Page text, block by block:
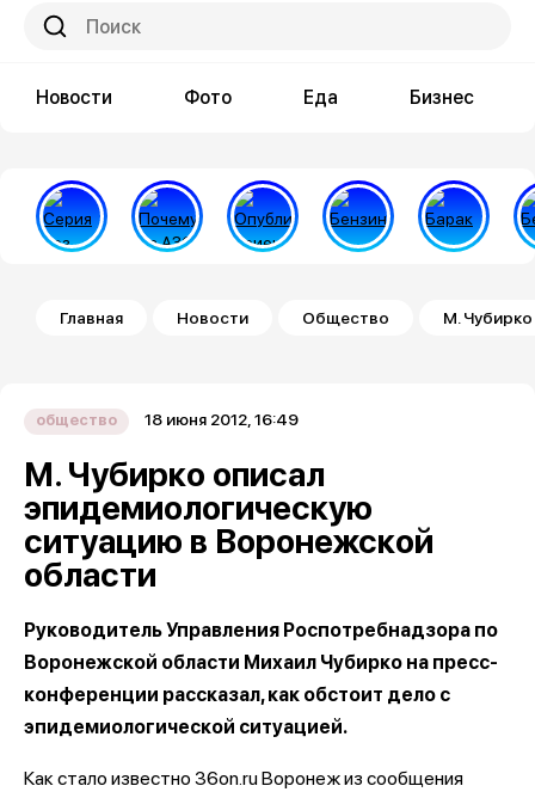
Новости Фото Еда Бизнес
Строка навигации
Главная Новости Общество М.
общество 18 июня 2012, 16:49
М. Чубирко описал
эпидемиологическую
ситуацию в Воронежской
области
Руководитель Управления Роспотребнадзора по
Воронежской области Михаил Чубирко на пресс-
конференции рассказал, как обстоит дело с
эпидемиологической ситуацией.
Как стало известно 36on.ru Воронеж из сообщения